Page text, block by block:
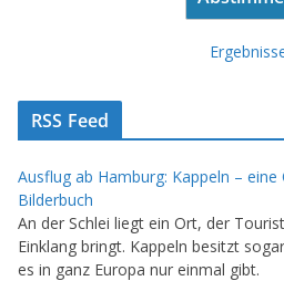
RSS Feed
Ausflug ab Hamburg: Kappeln –
Bilderbuch
An der Schlei liegt ein Ort, der
Einklang bringt. Kappeln besitzt
es in ganz Europa nur einmal gibt.